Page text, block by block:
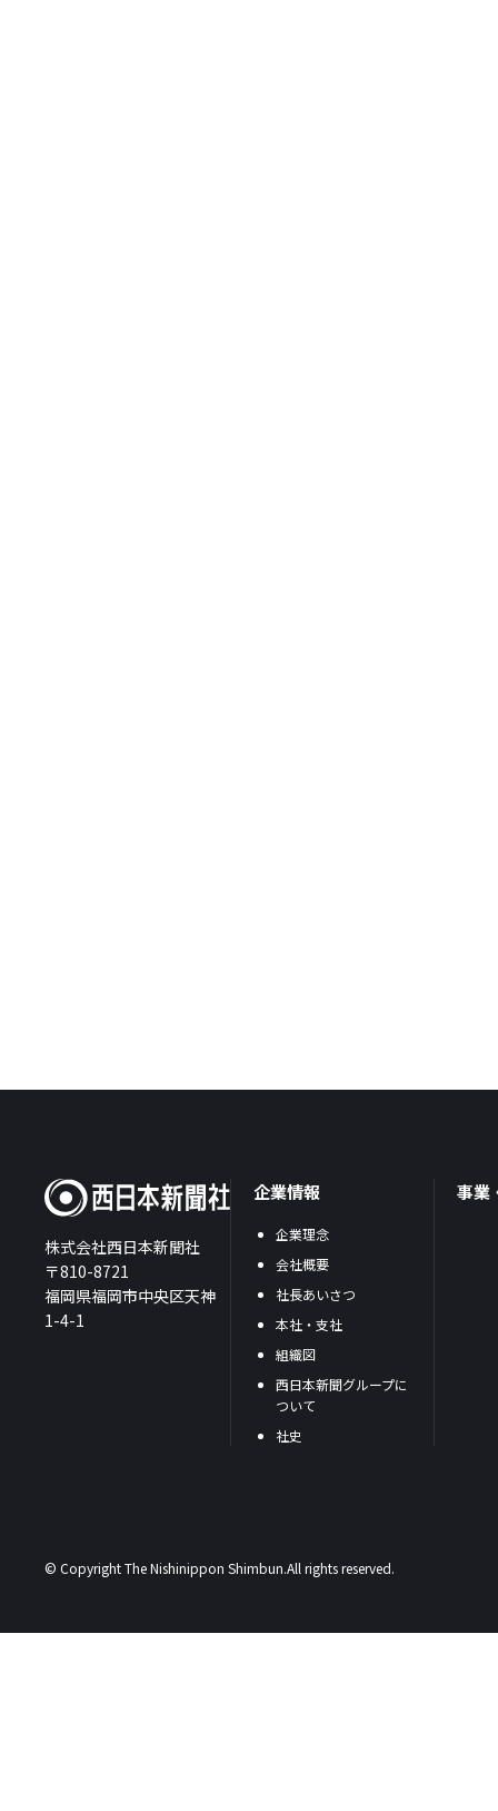
株式会社西日本新聞社
〒810-8721
福岡県福岡市中央区天神
1-4-1
企業情報
企業理念
会社概要
社長あいさつ
本社・支社
組織図
西日本新聞グループに
ついて
社史
事業
© Copyright The Nishinippon Shimbun.All rights reserved.